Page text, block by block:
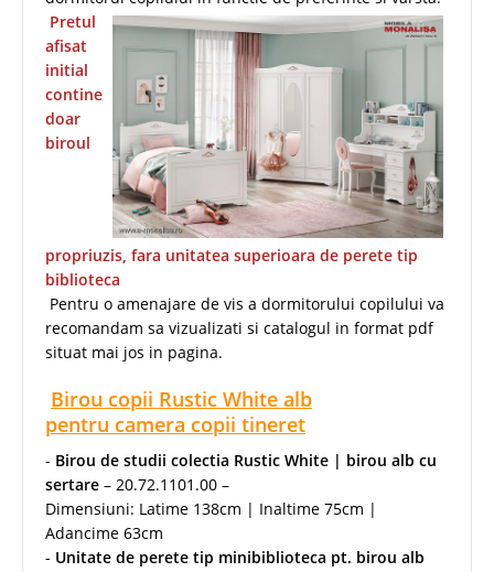
Pretul
afisat
initial
contine
doar
biroul
propriuzis, fara unitatea superioara de perete tip
biblioteca
Pentru o amenajare de vis a dormitorului copilului va
recomandam sa vizualizati si catalogul in format pdf
situat mai jos in pagina.
Birou copii Rustic White alb
pentru camera copii tineret
- Birou de studii colectia Rustic White | birou alb cu
sertare – 20.72.1101.00 –
Dimensiuni: Latime 138cm | Inaltime 75cm |
Adancime 63cm
- Unitate de perete tip minibiblioteca pt. birou alb